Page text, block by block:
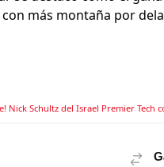
más montaña por